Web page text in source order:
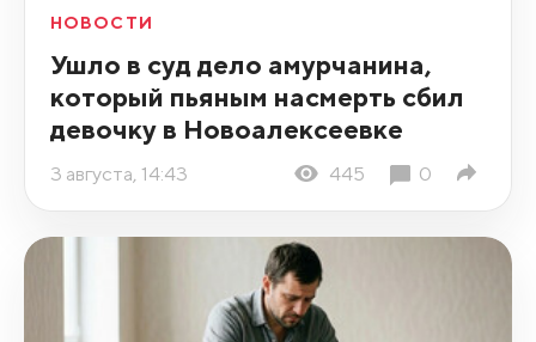
НОВОСТИ
Ушло в суд дело амурчанина,
который пьяным насмерть сбил
девочку в Новоалексеевке
3 августа, 14:43 445 0